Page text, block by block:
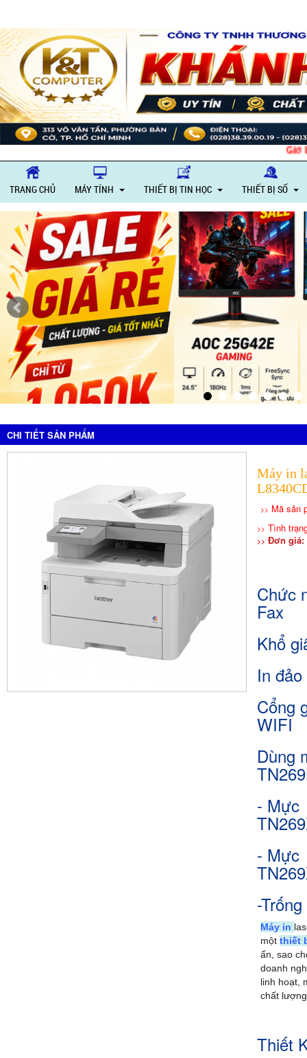
Giờ làm việc:
TRANG CHỦ MÁY TÍNH THIẾT BỊ TIN HỌC THIẾT BỊ SỐ
CHI TIẾT SẢN PHẨM
Máy in
>> Mã sản
>> Tình
>> Đơn giá:
Chức
Fax
Khổ
In
Cổng
WIFI
Dùng
- Mực
- Mực
-
Máy in
một thiết
ấn, sao
doanh
linh hoạt,
chất
Thiết